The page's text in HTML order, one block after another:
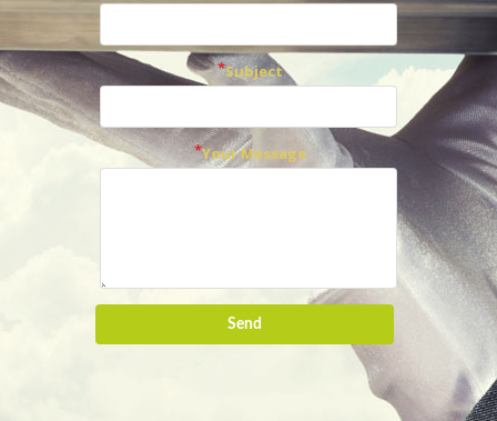
Subject
Your Message
Send